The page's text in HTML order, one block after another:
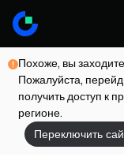
Похоже, вы
Пожалуйста,
получить доступ к
регионе.
Переключить